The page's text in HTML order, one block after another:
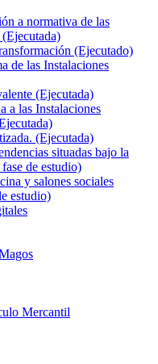
a normativa de las
(Ejecutado)
de las Instalaciones
(Ejecutada)
a las Instalaciones
(Ejecutada)
situadas bajo la
de estudio)
y salones sociales
estudio)
Mercantil